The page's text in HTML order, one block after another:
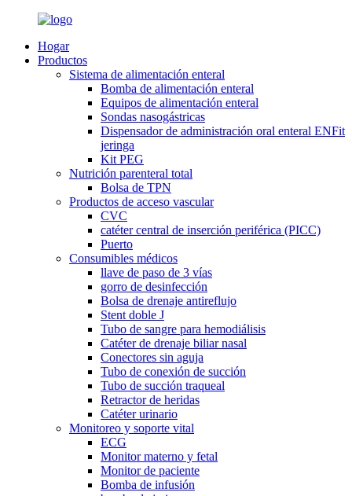
Hogar
Productos
Sistema de alimentación enteral
Bomba de alimentación enteral
Equipos de alimentación enteral
Sondas nasogástricas
Dispensador de administración oral enteral ENFit
jeringa
Kit PEG
Nutrición parenteral total
Bolsa de TPN
Productos de acceso vascular
CVC
catéter central de inserción periférica (PICC)
Puerto
Consumibles médicos
llave de paso de 3 vías
gorro de desinfección
Bolsa de drenaje antireflujo
Stent doble J
Tubo de sangre para hemodiálisis
Catéter de drenaje biliar nasal
Conectores sin aguja
Tubo de conexión de succión
Tubo de succión traqueal
Retractor de heridas
Catéter urinario
Monitoreo y soporte vital
ECG
Monitor materno y fetal
Monitor de paciente
Bomba de infusión